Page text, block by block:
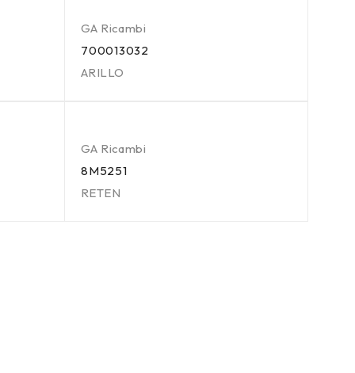
GA Ricambi
700013032
ARILLO
GA Ricambi
8M5251
RETEN